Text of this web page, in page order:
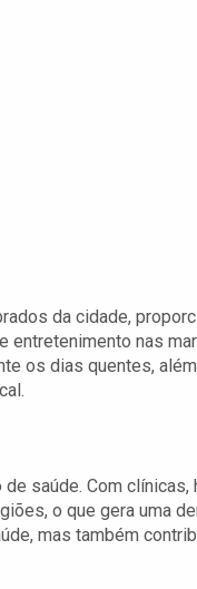
da cidade,
nas
os dias quentes,
saúde. Com
o que gera uma
mas também